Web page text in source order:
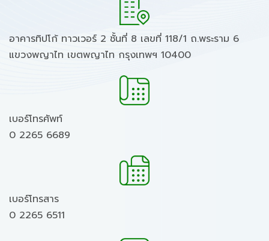
อาคารทิปโก้ ทาวเวอร์ 2 ชั้นที่ 8 เลขที่ 118/1 ถ.พระราม 6
แขวงพญาไท เขตพญาไท กรุงเทพฯ 10400
เบอร์โทรศัพท์
0 2265 6689
เบอร์โทรสาร
0 2265 6511